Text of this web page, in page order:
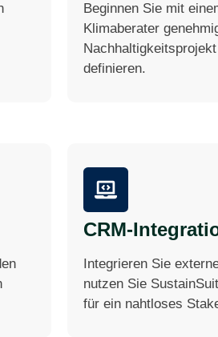
Beginnen Sie mit
Klimaberater
definieren.
CRM-
Integrieren Sie
nutzen Sie
für ein nahtloses